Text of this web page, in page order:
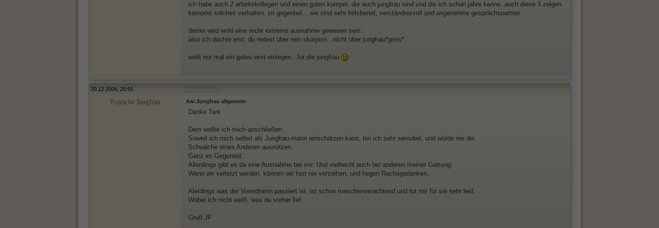
ich habe auch 2 arbeitskollegen und einen guten kumpel, die auch jungfrau sind und die ich schon jahre kenne. auch diese 3 zeigen
keinerlei solches verhalten. im gegenteil....sie sind sehr hilfsbereit, verständnisvoll und angenehme gesprächspartner.
deiner wird wohl eine recht extreme ausnahme gewesen sein...
also ich dachte erst, du redest über nen skorpion...nicht über jungfrau*grins*
wollt nur mal ein gutes wort einlegen...für die jungfrau
20.12.2008, 20:55
Typische Jungfrau Aw:Jungfrau allgemein
Danke Tani
Dem wollte ich mich anschließen.
Soweit ich mich selbst als Jungfrau-mann einschätzen kann, bin ich sehr sensibel, und würde nie die
Schwäche eines Anderen ausnützen.
Ganz im Gegenteil.
Allerdings gibt es da eine Ausnahme bei mir. Und vielleicht auch bei anderen meiner Gattung.
Wenn wir verletzt werden, können wir fast nie verzeihen, und hegen Rachegedanken.
Alerdings was der Vorrednerin passiert ist, ist schon meschenverachtend und tut mir für sie sehr leid.
Wobei ich nicht weiß, was da vorher lief.
Gruß JF